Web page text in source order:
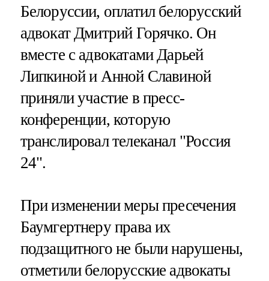
Белоруссии, оплатил белорусский
адвокат Дмитрий Горячко. Он
вместе с адвокатами Дарьей
Липкиной и Анной Славиной
приняли участие в пресс-
конференции, которую
транслировал телеканал "Россия
24".
При изменении меры пресечения
Баумгертнеру права их
подзащитного не были нарушены,
отметили белорусские адвокаты